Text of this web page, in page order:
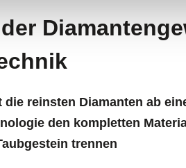
reinsten Diamanten ab
den kompletten
trennen